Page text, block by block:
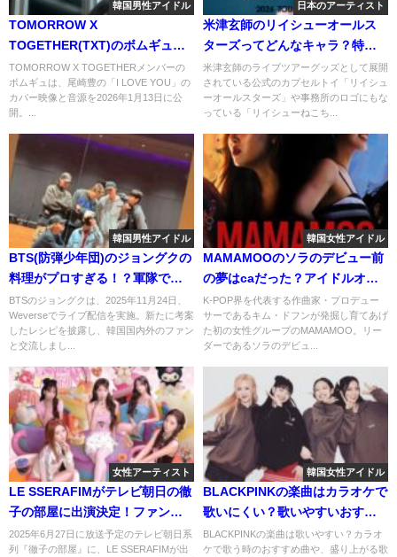
韓国男性アイドル
TOMORROW X
TOGETHER(TXT)のボムギュが
尾崎豊の「I Love You」をカバ
ー！ファンの反応は？
TOMORROW X TOGETHERメンバーの
ボムギュは、尾崎豊の「I LOVE YOU」の
カバー映像と音源を2026年1月13日に公
開。...
日本のアーティスト
米津玄師のリイシューオールス
ターズってどんなキャラ？特に
リイシューねこちゃんを紹介！
米津玄師のライブツアーグッズとして展開
されている公式のカプセルトイ「リイシュ
ーオールスターズ」や事務所のロゴにもな
っている「リイシューねこち...
韓国男性アイドル
BTS(防弾少年団)のジョングクの
料理がプロすぎる！？軍隊での
料理経験も！
BTSのジョングクは、2025年11月24日、
Weverseでライブ配信を実施。新たに考案
したレシピを披露し、韓国国内外のファン
と交流しまし...
韓国女性アイドル
MAMAMOOのソラのデビュー前
の夢はcaだった？アイドルオー
ディションにも何度もめげずに
チャレンジ！
K-POP界を代表する作曲家・プロデュー
サーであるキム・ドフンが発掘し育てあげ
た初の女性グループのMAMAMOO。リー
ダーであるソラのデビュ...
女性アーティスト
LE SSERAFIMがテレビ朝日の徹
子の部屋に出演決定！ファンの
反応は？
2025年6月27日に放送予定のテレビ朝日系
列『徹子の部屋』に、LE SSERAFIMが出
韓国女性アイドル
BLACKPINKの楽曲はカラオケで
歌いにくい？歌いやすいおすす
め曲を調べてみた！
BLACKPINKの楽曲は歌いやすい？カラオ
ケで歌う時のおすすめ曲や、盛り上がる歌